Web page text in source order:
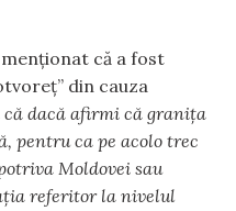
că a fost
din cauza
că dacă afirmi că granița
pentru ca pe acolo trec
Moldovei sau
referitor la nivelul